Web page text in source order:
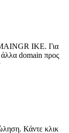
ΙΚΕ. Για
άλλα domain προς
Κάντε κλικ